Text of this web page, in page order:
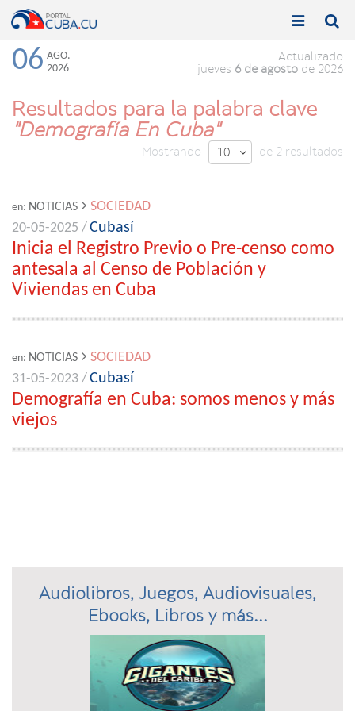
Toggle

Toggle

06 AGO.
2026
Actualizado
jueves 6 de agosto de 2026
Resultados para la palabra clave
"Demografía En Cuba"
Mostrando 10  de 2 resultados
en: NOTICIAS
SOCIEDAD
20-05-2025 /Cubasí
Inicia el Registro Previo o Pre-censo como
antesala al Censo de Población y
Viviendas en Cuba
en: NOTICIAS
SOCIEDAD
31-05-2023 /Cubasí
Demografía en Cuba: somos menos y más
viejos
Audiolibros, Juegos, Audiovisuales,
Ebooks, Libros y más...